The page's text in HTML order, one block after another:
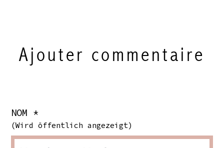
Ajouter commentaire
NOM *
(Wird öffentlich angezeigt)